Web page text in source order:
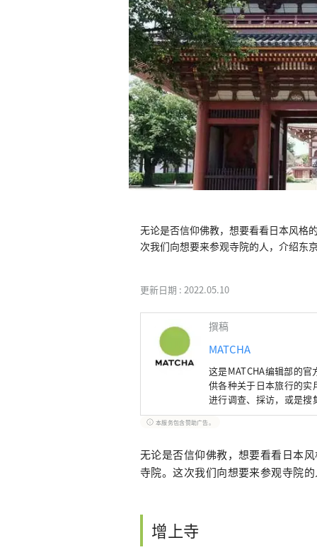
无论是否信仰佛教，想要看看日本风格
次我们向想要来参观寺院的人，介绍东
更新日期 : 2022.05.10
撰稿
MATCHA
这是MATCHA编辑部的
供各种关于日本旅行的实
进行调查、採访，或是
本服务包含赞助广告。
无论是否信仰佛教，想要看看日本
寺院。这次我们向想要来参观寺院
增上寺